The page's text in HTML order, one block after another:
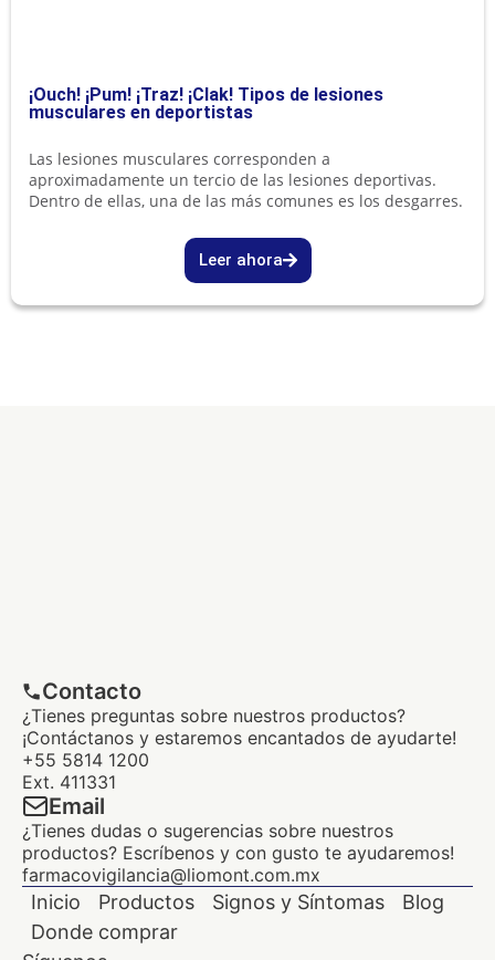
¡Ouch! ¡Pum! ¡Traz! ¡Clak! Tipos de lesiones
musculares en deportistas
Las lesiones musculares corresponden a
aproximadamente un tercio de las lesiones deportivas.
Dentro de ellas, una de las más comunes es los desgarres.
Leer ahora
Contacto
¿Tienes preguntas sobre nuestros productos?
¡Contáctanos y estaremos encantados de ayudarte!
+55 5814 1200
Ext. 411331
Email
¿Tienes dudas o sugerencias sobre nuestros
productos? Escríbenos y con gusto te ayudaremos!
farmacovigilancia@liomont.com.mx
Inicio Productos Signos y Síntomas
Blog
Donde comprar